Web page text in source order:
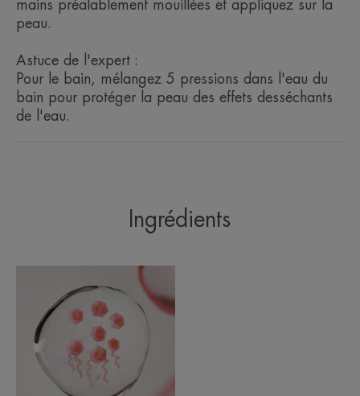
Bénéfices
Testé sous contrôle dermatologique et pédiatrique.
• ANTI-DEMANGEAISONS** grâce à I-
ENVIRONNEMENT
Fiche produit relative aux qualités et caractéristiques
environnementales
Emballage comportant au moins 154% de matières
recyclées*
Emballage entièrement recyclable**
mains préalablement mouillées et appliquez sur la
peau.
Astuce de l'expert :
Pour le bain, mélangez 5 pressions dans l'eau du
bain pour protéger la peau des effets desséchants
de l'eau.
Ingrédients